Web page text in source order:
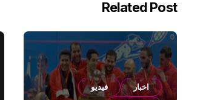
Related Post
اخبار
فيديو